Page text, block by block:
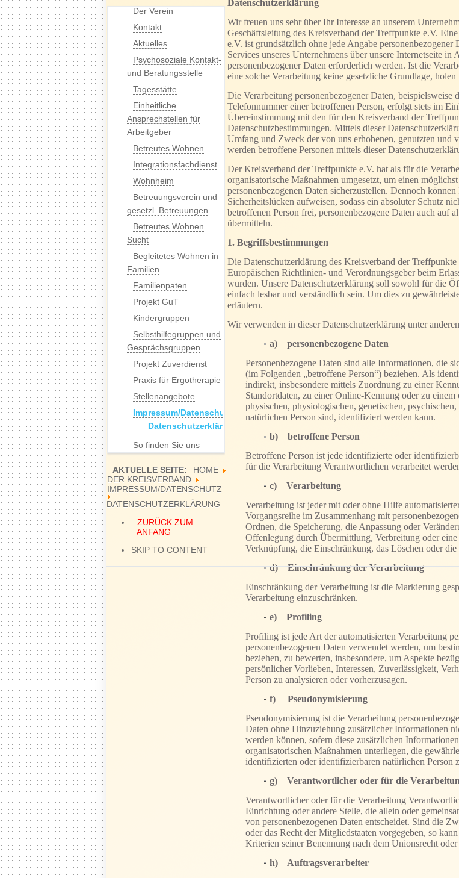
Datenschutzerklärung
Wir freuen uns sehr über Ihr Interesse an unserem
Geschäftsleitung des Kreisverband der Treffpunkte e.V.
e.V. ist grundsätzlich ohne jede Angabe
Services unseres Unternehmens über unsere Internetseite
personenbezogener Daten erforderlich werden. Ist die
eine solche Verarbeitung keine gesetzliche Grundlage,
Die Verarbeitung personenbezogener Daten,
Telefonnummer einer betroffenen Person, erfolgt stets im
Übereinstimmung mit den für den Kreisverband der
Datenschutzbestimmungen. Mittels dieser
Umfang und Zweck der von uns erhobenen, genutzten und
werden betroffene Personen mittels dieser
Der Kreisverband der Treffpunkte e.V. hat als für die
organisatorische Maßnahmen umgesetzt, um einen
personenbezogenen Daten sicherzustellen. Dennoch
Sicherheitslücken aufweisen, sodass ein absoluter Schutz
betroffenen Person frei, personenbezogene Daten auch auf
übermitteln.
1. Begriffsbestimmungen
Die Datenschutzerklärung des Kreisverband der
Europäischen Richtlinien- und Verordnungsgeber beim
wurden. Unsere Datenschutzerklärung soll sowohl für die
einfach lesbar und verständlich sein. Um dies zu
erläutern.
Wir verwenden in dieser Datenschutzerklärung unter
a) personenbezogene Daten
Personenbezogene Daten sind alle Informationen, die
(im Folgenden „betroffene Person“) beziehen. Als
indirekt, insbesondere mittels Zuordnung zu einer
Standortdaten, zu einer Online-Kennung oder zu
physischen, physiologischen, genetischen,
natürlichen Person sind, identifiziert werden kann.
b) betroffene Person
Betroffene Person ist jede identifizierte oder
für die Verarbeitung Verantwortlichen verarbeitet
c) Verarbeitung
Verarbeitung ist jeder mit oder ohne Hilfe
Vorgangsreihe im Zusammenhang mit
Ordnen, die Speicherung, die Anpassung oder
Offenlegung durch Übermittlung, Verbreitung oder
Verknüpfung, die Einschränkung, das Löschen oder
d) Einschränkung der Verarbeitung
Einschränkung der Verarbeitung ist die Markierung
Verarbeitung einzuschränken.
e) Profiling
Profiling ist jede Art der automatisierten Verarbeitung
personenbezogenen Daten verwendet werden, um
beziehen, zu bewerten, insbesondere, um Aspekte
persönlicher Vorlieben, Interessen, Zuverlässigkeit,
Person zu analysieren oder vorherzusagen.
f) Pseudonymisierung
Pseudonymisierung ist die Verarbeitung
Daten ohne Hinzuziehung zusätzlicher Informationen
werden können, sofern diese zusätzlichen
organisatorischen Maßnahmen unterliegen, die
identifizierten oder identifizierbaren natürlichen Person
g) Verantwortlicher oder für die
Verantwortlicher oder für die Verarbeitung
Einrichtung oder andere Stelle, die allein oder
von personenbezogenen Daten entscheidet. Sind die
oder das Recht der Mitgliedstaaten vorgegeben, so
Kriterien seiner Benennung nach dem Unionsrecht
h) Auftragsverarbeiter
Der Verein
Kontakt
Aktuelles
Psychosoziale Kontakt-
und Beratungsstelle
Tagesstätte
Einheitliche
Ansprechstellen für
Arbeitgeber
Betreutes Wohnen
Integrationsfachdienst
Wohnheim
Betreuungsverein und
gesetzl. Betreuungen
Betreutes Wohnen
Sucht
Begleitetes Wohnen in
Familien
Familienpaten
Projekt GuT
Kindergruppen
Selbsthilfegruppen und
Gesprächsgruppen
Projekt Zuverdienst
Praxis für Ergotherapie
Stellenangebote
Impressum/Datenschutz
Datenschutzerklärung
So finden Sie uns
AKTUELLE SEITE:
HOME
DER KREISVERBAND
IMPRESSUM/DATENSCHUTZ
DATENSCHUTZERKLÄRUNG
ZURÜCK ZUM
ANFANG
SKIP TO CONTENT